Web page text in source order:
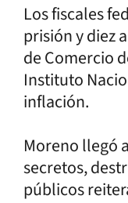
Los fiscales
prisión y diez
de Comercio
Instituto
inflación.
Moreno llegó
secretos,
públicos